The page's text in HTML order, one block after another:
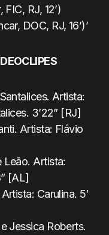
RJ, 12’)
DOC, RJ, 16’)’
Artista:
3’22” [RJ]
Artista: Flávio
Leão. Artista:
[AL]
Carulina. 5′
Jessica Roberts.